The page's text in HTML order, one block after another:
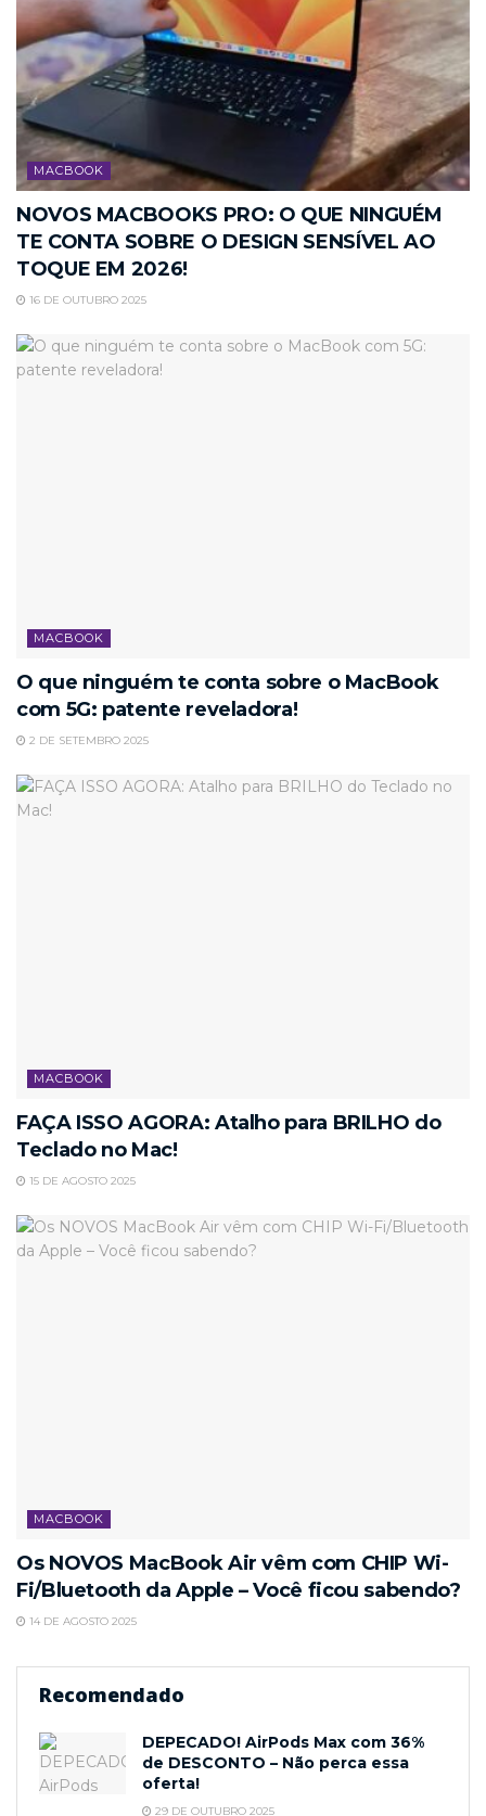
MACBOOK
NOVOS MACBOOKS PRO: O QUE NINGUÉM
TE CONTA SOBRE O DESIGN SENSÍVEL AO
TOQUE EM 2026!
16 DE OUTUBRO 2025
MACBOOK
O que ninguém te conta sobre o MacBook
com 5G: patente reveladora!
2 DE SETEMBRO 2025
MACBOOK
FAÇA ISSO AGORA: Atalho para BRILHO do
Teclado no Mac!
15 DE AGOSTO 2025
MACBOOK
Os NOVOS MacBook Air vêm com CHIP Wi-
Fi/Bluetooth da Apple – Você ficou sabendo?
14 DE AGOSTO 2025
Recomendado
DEPECADO! AirPods Max com 36%
de DESCONTO – Não perca essa
oferta!
29 DE OUTUBRO 2025